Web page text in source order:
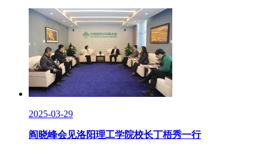
2025-03-29
阎晓峰会见洛阳理工学院校长丁梧秀一行